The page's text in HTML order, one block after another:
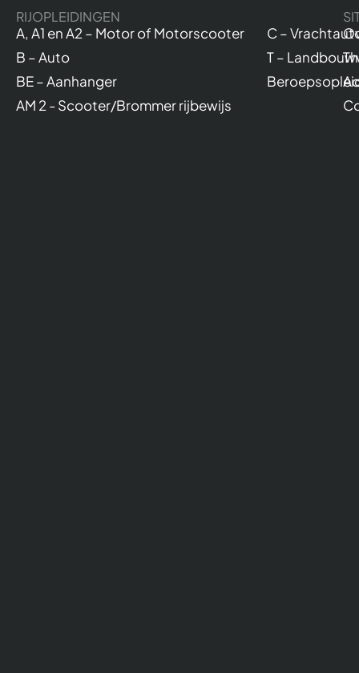
RIJOPLEIDINGEN
A, A1 en A2 – Motor of Motorscooter
B – Auto
BE – Aanhanger
AM 2 - Scooter/Brommer rijbewijs
C –
T –